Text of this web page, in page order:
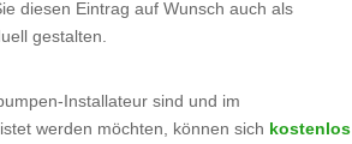
diesen Eintrag auf Wunsch auch als
gestalten.
Installateur sind und im
werden möchten, können sich kostenlos